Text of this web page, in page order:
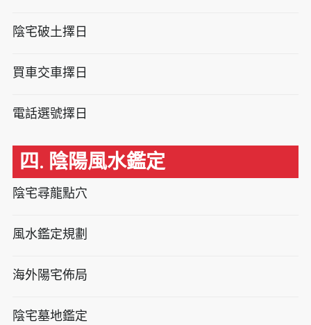
陰宅破土擇日
買車交車擇日
電話選號擇日
四. 陰陽風水鑑定
陰宅尋龍點穴
風水鑑定規劃
海外陽宅佈局
陰宅墓地鑑定